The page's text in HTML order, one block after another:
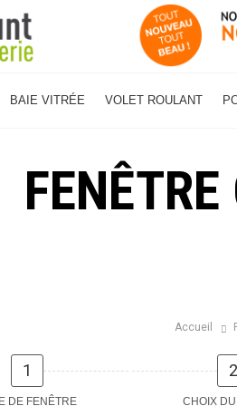
BAIE VITRÉE VOLET ROULANT
1
DE FENÊTRE
2
CHOIX
Accueil